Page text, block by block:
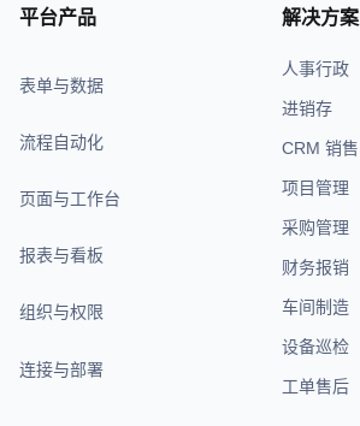
平台产品
表单与数据
流程自动化
页面与工作台
报表与看板
组织与权限
连接与部署
解决方案
人事行政
进销存
CRM 销售
项目管理
采购管理
财务报销
车间制造
设备巡检
工单售后